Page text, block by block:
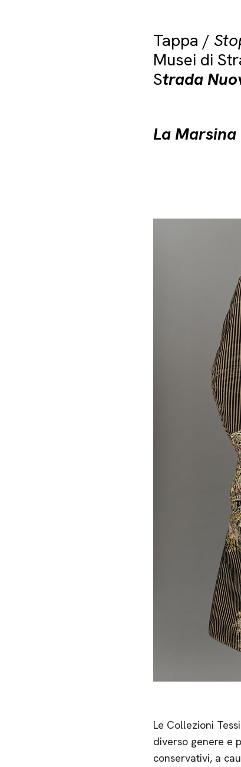
Tappa /
Musei di
Strada
La Marsina
Le Collezioni
diverso genere e
conservativi, a